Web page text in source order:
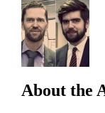
About the